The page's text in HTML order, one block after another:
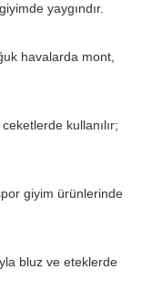
yaygındır.
havalarda mont,
kullanılır;
giyim ürünlerinde
bluz ve eteklerde